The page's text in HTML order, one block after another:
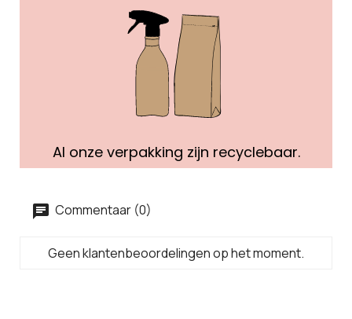
Al onze verpakking zijn recyclebaar.
Commentaar (0)
Geen klantenbeoordelingen op het moment.